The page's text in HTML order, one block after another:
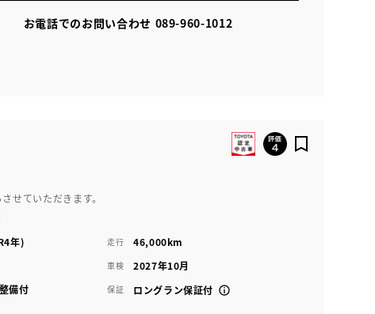
お電話でのお問い合わせ 089-960-1012
せていただきます。
年) 走行 46,000km
車検 2027年10月
備付 保証 ロングラン保証付